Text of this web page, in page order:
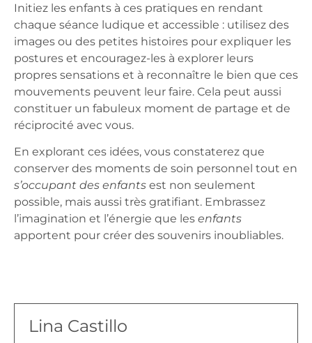
Initiez les enfants à ces pratiques en rendant
chaque séance ludique et accessible : utilisez des
images ou des petites histoires pour expliquer les
postures et encouragez-les à explorer leurs
propres sensations et à reconnaître le bien que ces
mouvements peuvent leur faire. Cela peut aussi
constituer un fabuleux moment de partage et de
réciprocité avec vous.
En explorant ces idées, vous constaterez que
conserver des moments de soin personnel tout en
s’occupant des enfants est non seulement
possible, mais aussi très gratifiant. Embrassez
l’imagination et l’énergie que les enfants
apportent pour créer des souvenirs inoubliables.
Lina Castillo